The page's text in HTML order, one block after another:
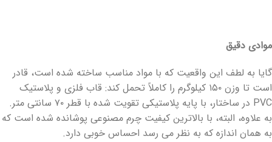
موادی دقیق
گایا به لطف این واقعیت که با مواد مناسب ساخته شده است، قادر
است تا وزن ۱۵۰ کیلوگرم را کاملاً تحمل کند: قاب فلزی و پلاستیک
PVC در ساختار، با پایه پلاستیکی تقویت شده با قطر ۷۰ سانتی متر.
به علاوه، البته، با بالاترین کیفیت چرم مصنوعی پوشانده شده است که
به همان اندازه که به نظر می رسد احساس خوبی دارد.